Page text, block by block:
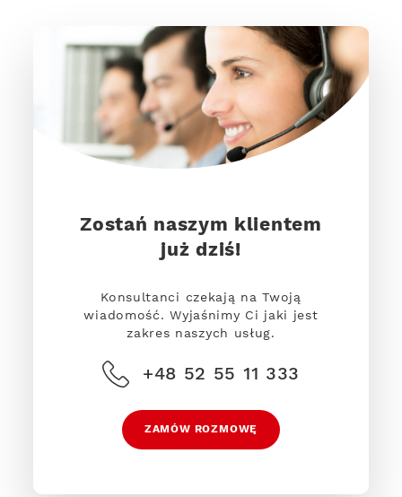
Zostań naszym klientem
już dziś!
Konsultanci czekają na Twoją
wiadomość. Wyjaśnimy Ci jaki jest
zakres naszych usług.
+48 52 55 11 333
ZAMÓW ROZMOWĘ